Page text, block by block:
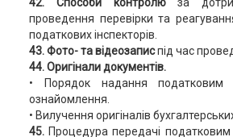
проведення перевірки та
податкових інспекторів.
43. Фото- та відеозаписпід час
44. Оригінали документів.
• Порядок надання податковим
ознайомлення.
• Вилучення оригіналів
45.Процедура передачі податковим